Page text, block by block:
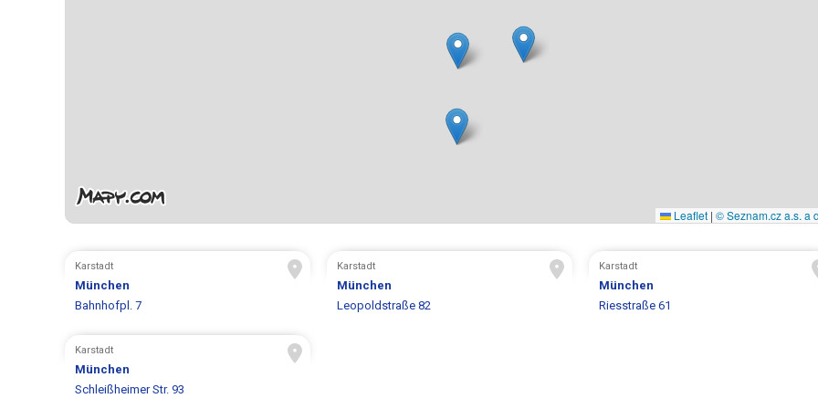
Leaflet | © Seznam.cz a.s. a
Karstadt
München
Bahnhofpl. 7
Karstadt
München
Leopoldstraße 82
Karstadt
München
Riesstraße 61
Karstadt
München
Schleißheimer Str. 93